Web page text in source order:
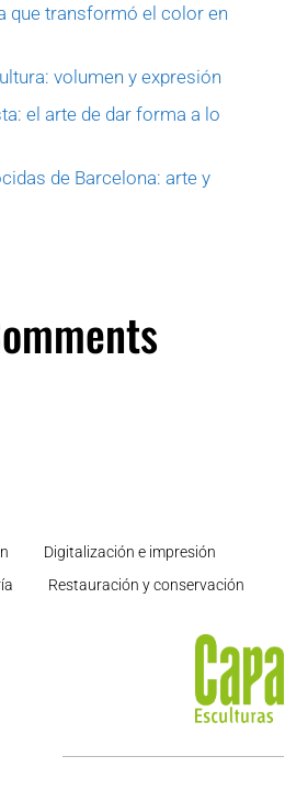
que transformó el color en
volumen y expresión
el arte de dar forma a lo
de Barcelona: arte y
Digitalización e impresión
Restauración y conservación